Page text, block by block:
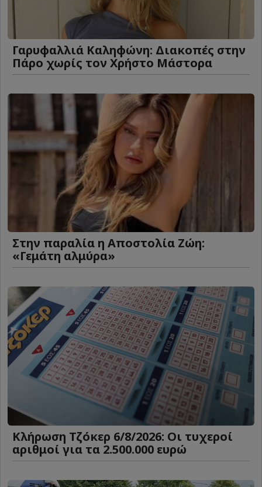
Γαρυφαλλιά Καληφώνη: Διακοπές στην
Πάρο χωρίς τον Χρήστο Μάστορα
Στην παραλία η Αποστολία Ζώη:
«Γεμάτη αλμύρα»
Κλήρωση Τζόκερ 6/8/2026: Οι τυχεροί
αριθμοί για τα 2.500.000 ευρώ